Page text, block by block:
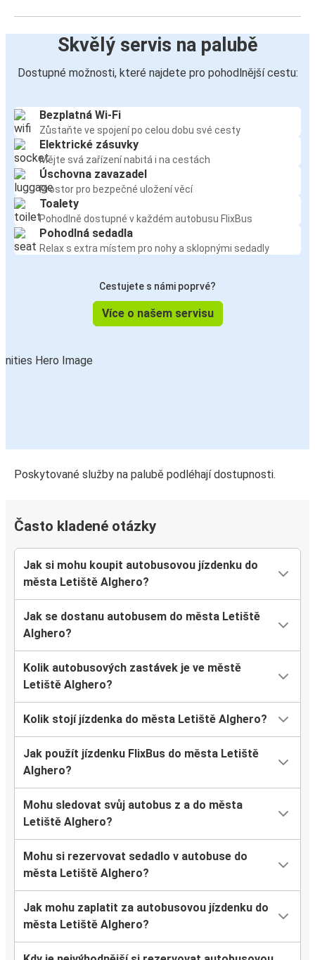
Skvělý servis na palubě
Dostupné možnosti, které najdete pro pohodlnější cestu:
Bezplatná Wi-Fi
Zůstaňte ve spojení po celou dobu své cesty
Elektrické zásuvky
Mějte svá zařízení nabitá i na cestách
Úschovna zavazadel
Prostor pro bezpečné uložení věcí
Toalety
Pohodlně dostupné v každém autobusu FlixBus
Pohodlná sedadla
Relax s extra místem pro nohy a sklopnými sedadly
Cestujete s námi poprvé?
Více o našem servisu
Poskytované služby na palubě podléhají dostupnosti.
Často kladené otázky
Jak si mohu koupit autobusovou jízdenku do
města Letiště Alghero?
Jak se dostanu autobusem do města Letiště
Alghero?
Kolik autobusových zastávek je ve městě
Letiště Alghero?
Kolik stojí jízdenka do města Letiště Alghero?
Jak použít jízdenku FlixBus do města Letiště
Alghero?
Mohu sledovat svůj autobus z a do města
Letiště Alghero?
Mohu si rezervovat sedadlo v autobuse do
města Letiště Alghero?
Jak mohu zaplatit za autobusovou jízdenku do
města Letiště Alghero?